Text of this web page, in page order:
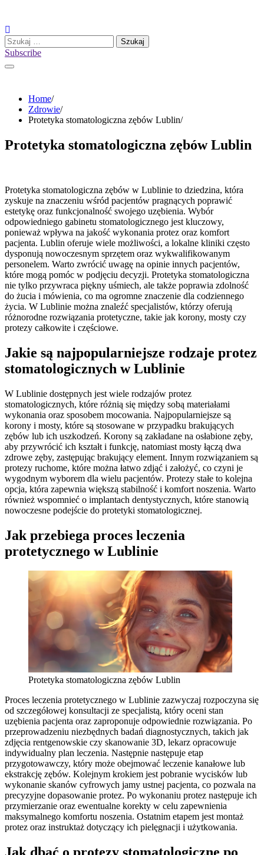
content
Szukaj:
Subscribe
Home
Zdrowie
Protetyka stomatologiczna zębów Lublin
Protetyka stomatologiczna zębów Lublin
Protetyka stomatologiczna zębów w Lublinie to dziedzina, która
zyskuje na znaczeniu wśród pacjentów pragnących poprawić
estetykę oraz funkcjonalność swojego uzębienia. Wybór
odpowiedniego gabinetu stomatologicznego jest kluczowy,
ponieważ wpływa na jakość wykonania protez oraz komfort
pacjenta. Lublin oferuje wiele możliwości, a lokalne kliniki często
dysponują nowoczesnym sprzętem oraz wykwalifikowanym
personelem. Warto zwrócić uwagę na opinie innych pacjentów,
które mogą pomóc w podjęciu decyzji. Protetyka stomatologiczna
nie tylko przywraca piękny uśmiech, ale także poprawia zdolność
do żucia i mówienia, co ma ogromne znaczenie dla codziennego
życia. W Lublinie można znaleźć specjalistów, którzy oferują
różnorodne rozwiązania protetyczne, takie jak korony, mosty czy
protezy całkowite i częściowe.
Jakie są najpopularniejsze rodzaje protez
stomatologicznych w Lublinie
W Lublinie dostępnych jest wiele rodzajów protez
stomatologicznych, które różnią się między sobą materiałami
wykonania oraz sposobem mocowania. Najpopularniejsze są
korony i mosty, które są stosowane w przypadku brakujących
zębów lub ich uszkodzeń. Korony są zakładane na osłabione zęby,
aby przywrócić ich kształt i funkcję, natomiast mosty łączą dwa
zdrowe zęby, zastępując brakujący element. Innym rozwiązaniem są
protezy ruchome, które można łatwo zdjąć i założyć, co czyni je
wygodnym wyborem dla wielu pacjentów. Protezy stałe to kolejna
opcja, która zapewnia większą stabilność i komfort noszenia. Warto
również wspomnieć o implantach dentystycznych, które stanowią
nowoczesne podejście do protetyki stomatologicznej.
Jak przebiega proces leczenia
protetycznego w Lublinie
Protetyka stomatologiczna zębów Lublin
Proces leczenia protetycznego w Lublinie zazwyczaj rozpoczyna się
od szczegółowej konsultacji ze specjalistą, który oceni stan
uzębienia pacjenta oraz zaproponuje odpowiednie rozwiązania. Po
przeprowadzeniu niezbędnych badań diagnostycznych, takich jak
zdjęcia rentgenowskie czy skanowanie 3D, lekarz opracowuje
indywidualny plan leczenia. Następnie następuje etap
przygotowawczy, który może obejmować leczenie kanałowe lub
ekstrakcję zębów. Kolejnym krokiem jest pobranie wycisków lub
wykonanie skanów cyfrowych jamy ustnej pacjenta, co pozwala na
precyzyjne dopasowanie protez. Po wykonaniu protez następuje ich
przymierzanie oraz ewentualne korekty w celu zapewnienia
maksymalnego komfortu noszenia. Ostatnim etapem jest montaż
protez oraz instruktaż dotyczący ich pielęgnacji i użytkowania.